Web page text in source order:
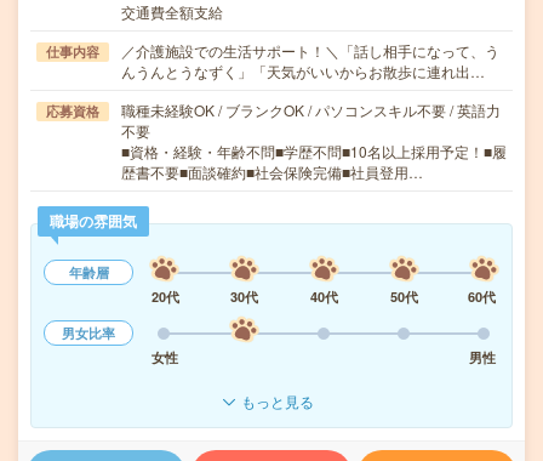
交通費全額支給
仕事内容
／介護施設での生活サポート！＼「話し相手になって、う
んうんとうなずく」「天気がいいからお散歩に連れ出…
応募資格
職種未経験OK / ブランクOK / パソコンスキル不要 / 英語力
不要
■資格・経験・年齢不問■学歴不問■10名以上採用予定！■履
歴書不要■面談確約■社会保険完備■社員登用…
職場の雰囲気
年齢層
20代
30代 40代 50代
60代
男女比率
女性
男性
もっと見る